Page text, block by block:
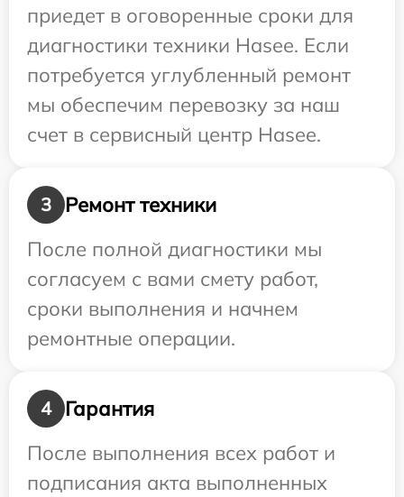
приедет в оговоренные сроки для
диагностики техники Hasee. Если
потребуется углубленный ремонт
мы обеспечим перевозку за наш
счет в сервисный центр Hasee.
3
Ремонт техники
После полной диагностики мы
согласуем с вами смету работ,
сроки выполнения и начнем
ремонтные операции.
4
Гарантия
После выполнения всех работ и
подписания акта выполненных